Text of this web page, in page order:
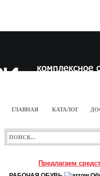
ГЛАВНАЯ КАТАЛОГ
Предлагаем